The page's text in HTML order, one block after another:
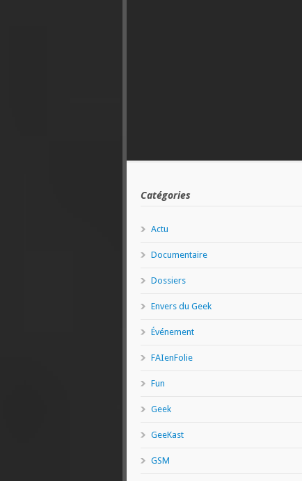
Catégories
Actu
Documentaire
Dossiers
Envers du Geek
Événement
FAIenFolie
Fun
Geek
GeeKast
GSM